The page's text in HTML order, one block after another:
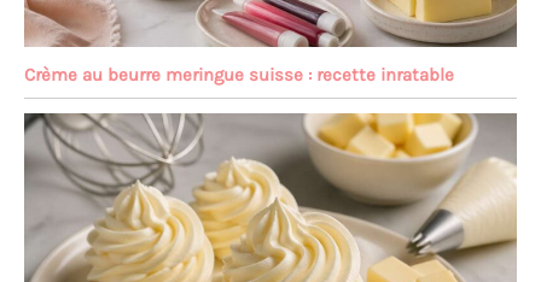
Crème au beurre meringue suisse : recette inratable